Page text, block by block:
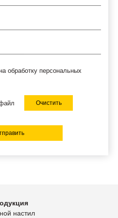
обработку персональных
Очистить
настил